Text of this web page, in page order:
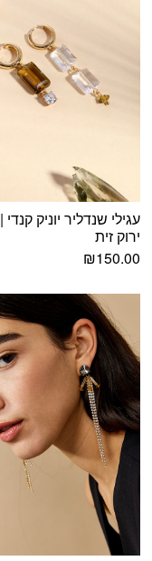
עגילי שנדליר יוניק קנדי |
ירוק זית
₪150.00